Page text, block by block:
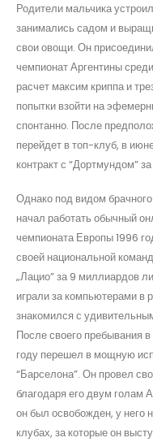
Родители мальчика
занимались садом и
свои овощи. Он
чемпионат Аргентины
расчет максим криппа и
попытки взойти на
спонтанно. После
перейдет в топ-клуб, в
контракт с “Дортмундом”
Однако под видом
начал работать обычный
чемпионата Европы 1996
своей национальной
„Лацио” за 9 миллиардов
играли за компьютерами в
знакомился с
После своего пребывания
году перешел в мощную
“Барселона”. Он провел
благодаря его двум голам
он был освобожден, у него
клубах, за которые он